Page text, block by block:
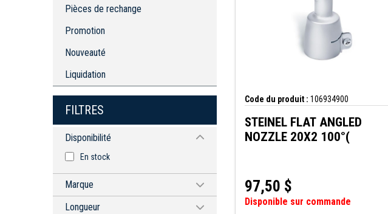
Pièces de rechange
Promotion
Nouveauté
Liquidation
FILTRES
Disponibilité
En stock
Marque
STEINEL
Longueur
Code du produit : 106934900
STEINEL FLAT ANGLED
NOZZLE 20X2 100°(
97,50 $
Disponible sur commande